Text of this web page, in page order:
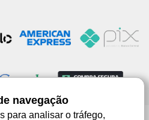
navegação
para analisar o tráfego,